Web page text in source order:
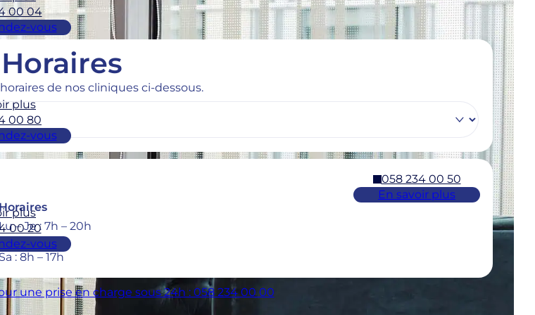
00 04
vous
plus
00 80
vous
plus
00 20
vous
Horaires
de nos cliniques ci-dessous.
Horaires
Lu – Je : 7h – 20h
: 7h – 18h
Sa : 8h – 17h
058 234 00 50
En savoir plus
une prise en charge sous 24h : 058 234 00 00